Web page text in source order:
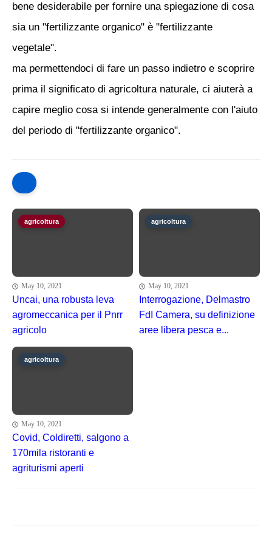
bene desiderabile per fornire una spiegazione di cosa
sia un "fertilizzante organico" è "fertilizzante
vegetale".
ma permettendoci di fare un passo indietro e scoprire
prima il significato di agricoltura naturale, ci aiuterà a
capire meglio cosa si intende generalmente con l'aiuto
del periodo di "fertilizzante organico".
agricoltura
May 10, 2021
Uncai, una robusta leva
agromeccanica per il Pnrr
agricolo
agricoltura
May 10, 2021
Interrogazione, Delmastro
FdI Camera, su definizione
aree libera pesca e...
agricoltura
May 10, 2021
Covid, Coldiretti, salgono a
170mila ristoranti e
agriturismi aperti